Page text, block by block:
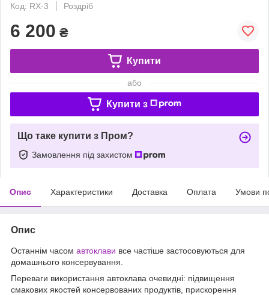
Код: RX-3
Роздріб
6 200 ₴
Купити
або
Купити з
Що таке купити з Пром?
Замовлення під захистом
Опис Характеристики Доставка Оплата Умови
Опис
Останнім часом автоклави все частіше застосовуються для
домашнього консервування.
Переваги використання автоклава очевидні: підвищення
смакових якостей консервованих продуктів, прискорення